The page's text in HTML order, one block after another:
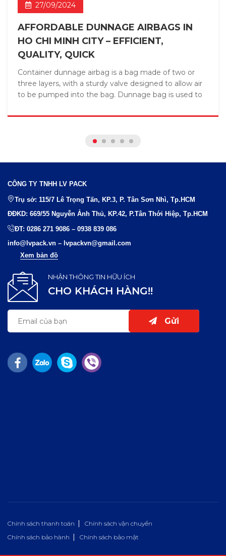
27/09/2024
AFFORDABLE DUNNAGE AIRBAGS IN
HO CHI MINH CITY – EFFICIENT,
QUALITY, QUICK
Container dunnage airbag is a bag made of two or
three layers, with a sturdy valve designed to allow air
to be pumped into the bag. Dunnage bag is used to
CÔNG TY TNHH LV PACK
Trụ sở: 115/7 Lê Trọng Tấn, KP.3, P. Tân Sơn Nhì, Tp.HCM
ĐĐKD: 669/55 Nguyễn Ảnh Thủ, KP.42, P.Tân Thới Hiệp, Tp.HCM
ĐT: 0286 271 9086 – 0938 839 086
info@lvpack.vn – lvpackvn@gmail.com
Xem bản đồ
NHẬN THÔNG TIN HỮU ÍCH
CHO KHÁCH HÀNG!!
Gửi
Chính sách thanh toán
Chính sách vận chuyển
Chính sách bảo hành
Chính sách bảo mật